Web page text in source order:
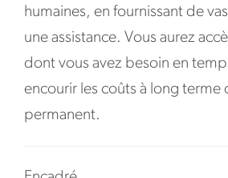
humaines, en fournissant de
une assistance. Vous aurez
dont vous avez besoin en
encourir les coûts à long terme
permanent.